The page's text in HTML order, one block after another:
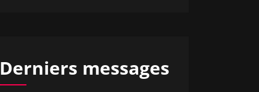
Derniers messages